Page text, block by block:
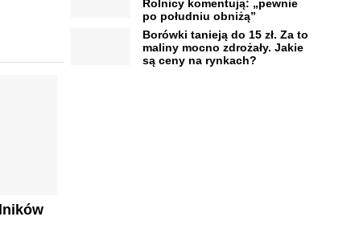
Rolnicy komentują: „pewnie
po południu obniżą”
Borówki tanieją do 15 zł. Za to
maliny mocno zdrożały. Jakie
są ceny na rynkach?